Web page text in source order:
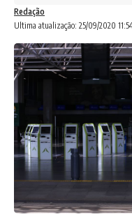
Ultima atualização: 25/09/2020
Redação